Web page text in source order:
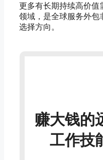
更多有长期持续高价值
领域，是全球服务外包
选择方向。
赚大钱的
工作技